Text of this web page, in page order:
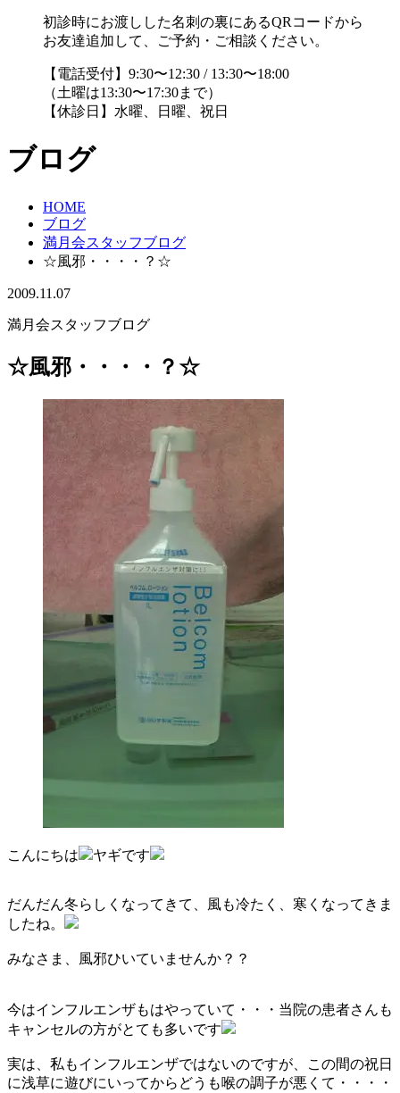
初診時にお渡しした名刺の裏にあるQRコードから
お友達追加して、ご予約・ご相談ください。
【電話受付】9:30〜12:30 / 13:30〜18:00
（土曜は13:30〜17:30まで）
【休診日】水曜、日曜、祝日
ブログ
HOME
ブログ
満月会スタッフブログ
☆風邪・・・・？☆
2009.11.07
満月会スタッフブログ
☆風邪・・・・？☆
こんにちは ヤギです
だんだん冬らしくなってきて、風も冷たく、寒くなってきま
したね。
みなさま、風邪ひいていませんか？？
今はインフルエンザもはやっていて・・・当院の患者さんも
キャンセルの方がとても多いです
実は、私もインフルエンザではないのですが、この間の祝日
に浅草に遊びにいってからどうも喉の調子が悪くて・・・・